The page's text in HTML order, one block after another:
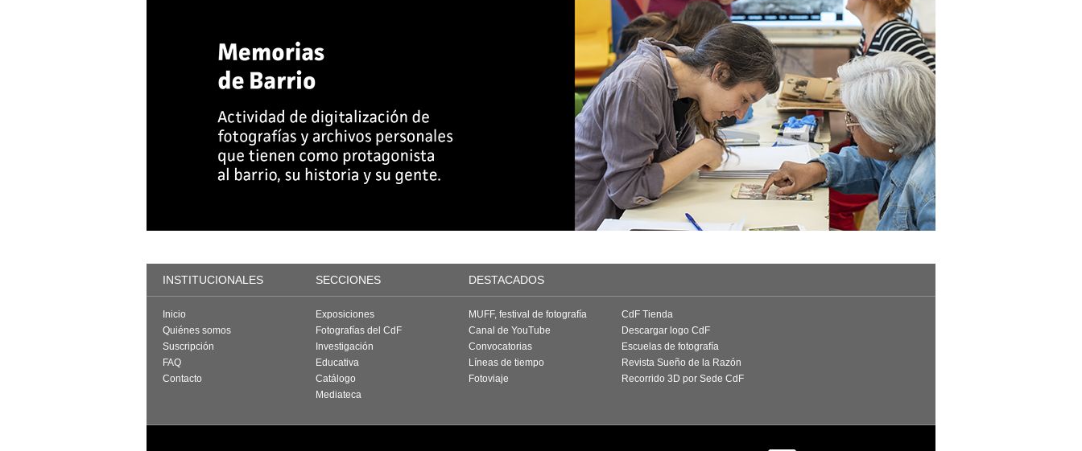
INSTITUCIONALES SECCIONES DESTACADOS
Inicio
Quiénes somos
Suscripción
FAQ
Contacto
Exposiciones
Fotografías del CdF
Investigación
Educativa
Catálogo
Mediateca
MUFF, festival de fotografía
Canal de YouTube
Convocatorias
Líneas de tiempo
Fotoviaje
CdF Tienda
Descargar logo CdF
Escuelas de fotografía
Revista Sueño de la Razón
Recorrido 3D por Sede CdF